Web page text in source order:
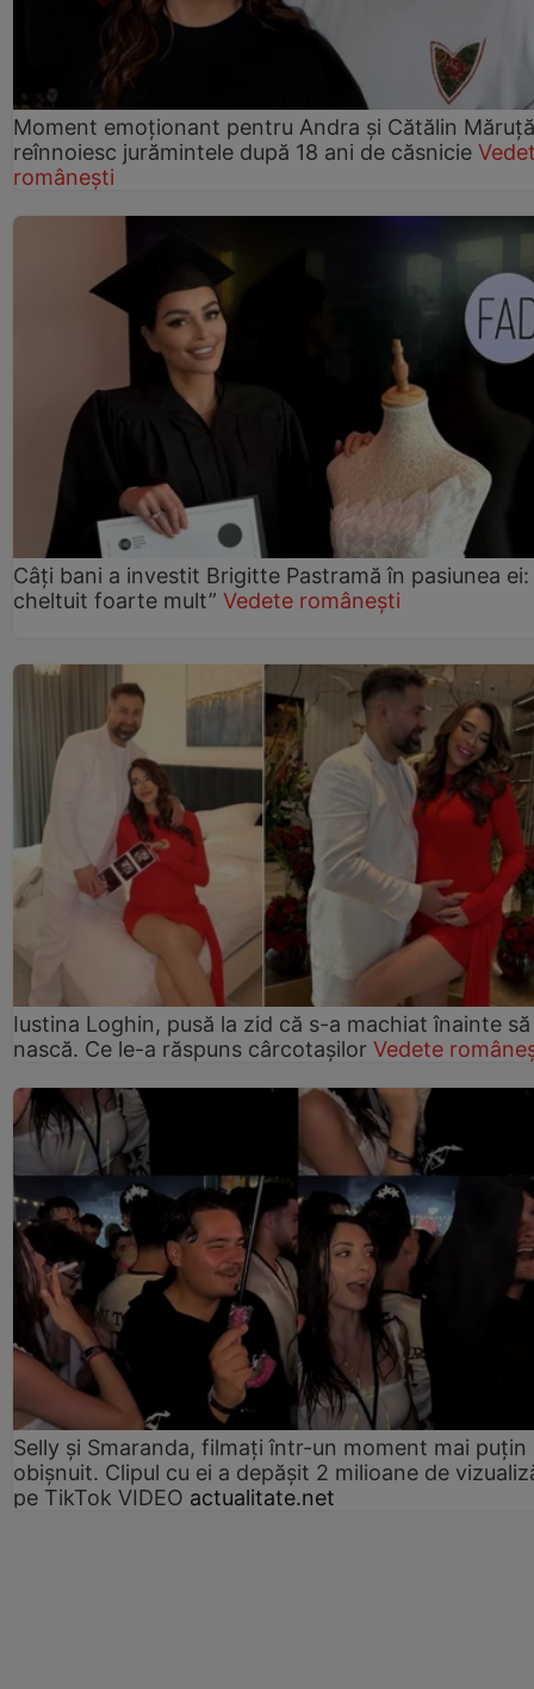
Moment emoționant pentru Andra și Cătălin
reînnoiesc jurămintele după 18 ani de căsnicie
românești
Câți bani a investit Brigitte Pastramă în pasiunea ei:
cheltuit foarte mult” Vedete românești
Iustina Loghin, pusă la zid că s-a machiat înainte să
nască. Ce le-a răspuns cârcotașilor Vedete
Selly și Smaranda, filmați într-un moment mai puțin
obișnuit. Clipul cu ei a depășit 2 milioane de
pe TikTok VIDEO actualitate.net